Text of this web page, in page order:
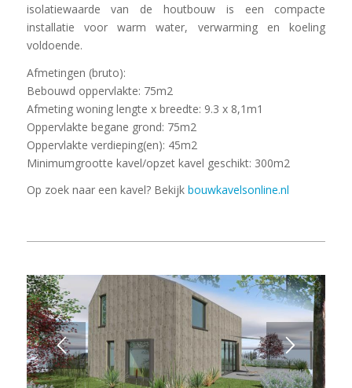
isolatiewaarde van de houtbouw is een compacte
installatie voor warm water, verwarming en koeling
voldoende.
Afmetingen (bruto):
Bebouwd oppervlakte: 75m2
Afmeting woning lengte x breedte: 9.3 x 8,1m1
Oppervlakte begane grond: 75m2
Oppervlakte verdieping(en): 45m2
Minimumgrootte kavel/opzet kavel geschikt: 300m2
Op zoek naar een kavel? Bekijk bouwkavelsonline.nl